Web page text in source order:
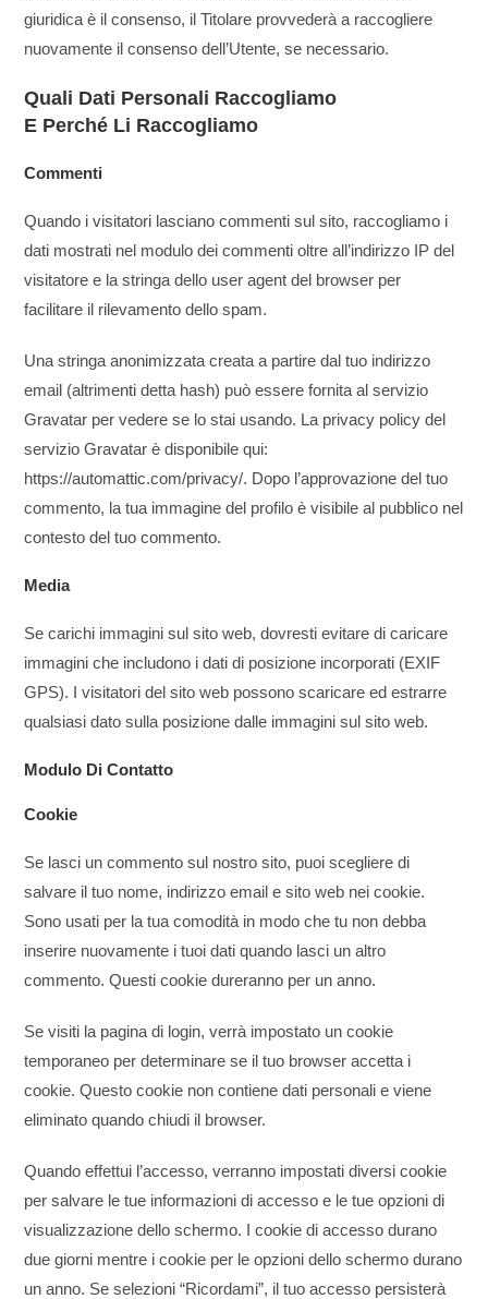
giuridica è il consenso, il Titolare provvederà a raccogliere
nuovamente il consenso dell’Utente, se necessario.
Quali Dati Personali Raccogliamo
E Perché Li Raccogliamo
Commenti
Quando i visitatori lasciano commenti sul sito, raccogliamo i
dati mostrati nel modulo dei commenti oltre all’indirizzo IP del
visitatore e la stringa dello user agent del browser per
facilitare il rilevamento dello spam.
Una stringa anonimizzata creata a partire dal tuo indirizzo
email (altrimenti detta hash) può essere fornita al servizio
Gravatar per vedere se lo stai usando. La privacy policy del
servizio Gravatar è disponibile qui:
https://automattic.com/privacy/. Dopo l’approvazione del tuo
commento, la tua immagine del profilo è visibile al pubblico nel
contesto del tuo commento.
Media
Se carichi immagini sul sito web, dovresti evitare di caricare
immagini che includono i dati di posizione incorporati (EXIF
GPS). I visitatori del sito web possono scaricare ed estrarre
qualsiasi dato sulla posizione dalle immagini sul sito web.
Modulo Di Contatto
Cookie
Se lasci un commento sul nostro sito, puoi scegliere di
salvare il tuo nome, indirizzo email e sito web nei cookie.
Sono usati per la tua comodità in modo che tu non debba
inserire nuovamente i tuoi dati quando lasci un altro
commento. Questi cookie dureranno per un anno.
Se visiti la pagina di login, verrà impostato un cookie
temporaneo per determinare se il tuo browser accetta i
cookie. Questo cookie non contiene dati personali e viene
eliminato quando chiudi il browser.
Quando effettui l’accesso, verranno impostati diversi cookie
per salvare le tue informazioni di accesso e le tue opzioni di
visualizzazione dello schermo. I cookie di accesso durano
due giorni mentre i cookie per le opzioni dello schermo durano
un anno. Se selezioni “Ricordami”, il tuo accesso persisterà